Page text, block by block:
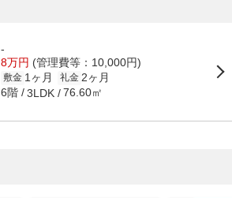
-
8万円 (管理費等：10,000円)
敷金 1ヶ月 礼金 2ヶ月
6階 3LDK 76.60㎡